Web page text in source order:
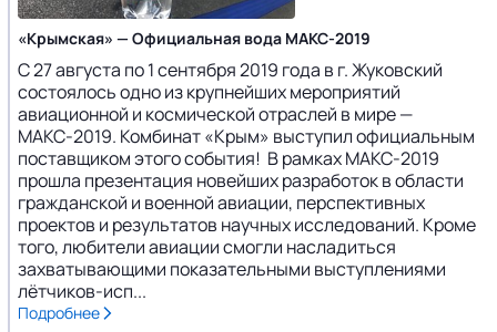
«Крымская» — Официальная вода МАКС-2019
С 27 августа по 1 сентября 2019 года в г. Жуковский
состоялось одно из крупнейших мероприятий
авиационной и космической отраслей в мире —
МАКС-2019. Комбинат «Крым» выступил официальным
поставщиком этого события! В рамках МАКС-2019
прошла презентация новейших разработок в области
гражданской и военной авиации, перспективных
проектов и результатов научных исследований. Кроме
того, любители авиации смогли насладиться
захватывающими показательными выступлениями
лётчиков-исп...
Подробнее